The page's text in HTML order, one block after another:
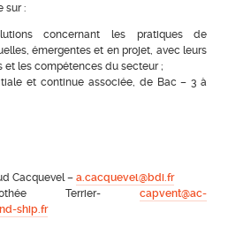
sur :
concernant les pratiques de
émergentes et en projet, avec leurs
et les compétences du secteur ;
et continue associée, de Bac – 3 à
Cacquevel – a.cacquevel@bdi.fr
Terrier-capvent@ac-
ship.fr